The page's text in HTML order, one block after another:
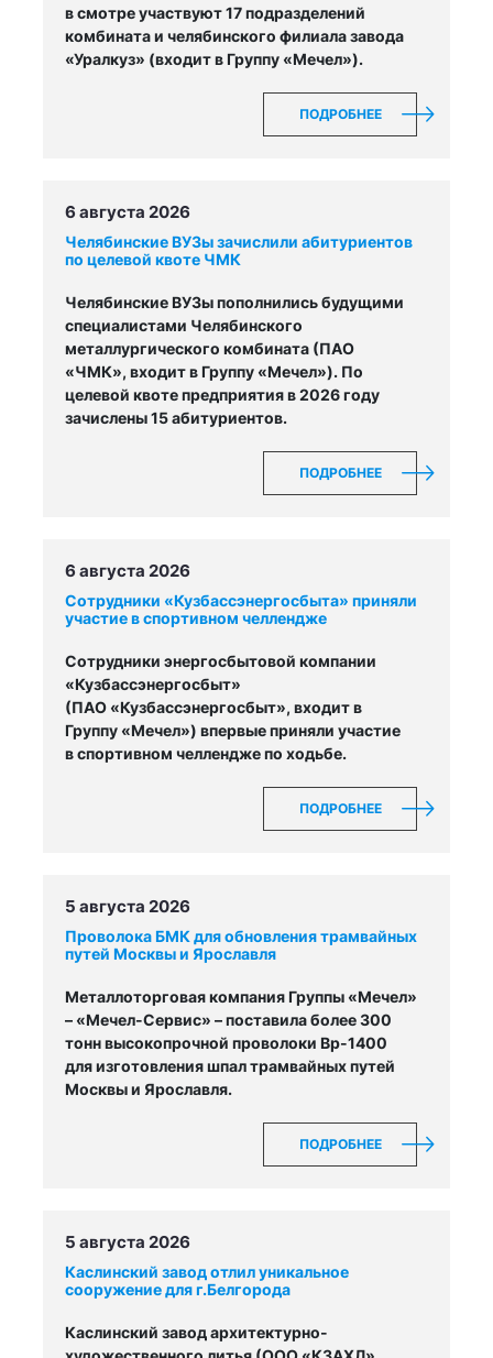
в смотре участвуют 17 подразделений
комбината и челябинского филиала завода
«Уралкуз» (входит в Группу «Мечел»).
ПОДРОБНЕЕ
6 августа 2026
Челябинские ВУЗы зачислили абитуриентов
по целевой квоте ЧМК
Челябинские ВУЗы пополнились будущими
специалистами Челябинского
металлургического комбината (ПАО
«ЧМК», входит в Группу «Мечел»). По
целевой квоте предприятия в 2026 году
зачислены 15 абитуриентов.
ПОДРОБНЕЕ
6 августа 2026
Сотрудники «Кузбассэнергосбыта» приняли
участие в спортивном челлендже
Сотрудники энергосбытовой компании
«Кузбассэнергосбыт»
(ПАО «Кузбассэнергосбыт», входит в
Группу «Мечел») впервые приняли участие
в спортивном челлендже по ходьбе.
ПОДРОБНЕЕ
5 августа 2026
Проволока БМК для обновления трамвайных
путей Москвы и Ярославля
Металлоторговая компания Группы «Мечел»
– «Мечел-Сервис» – поставила более 300
тонн высокопрочной проволоки Вр-1400
для изготовления шпал трамвайных путей
Москвы и Ярославля.
ПОДРОБНЕЕ
5 августа 2026
Каслинский завод отлил уникальное
сооружение для г.Белгорода
Каслинский завод архитектурно-